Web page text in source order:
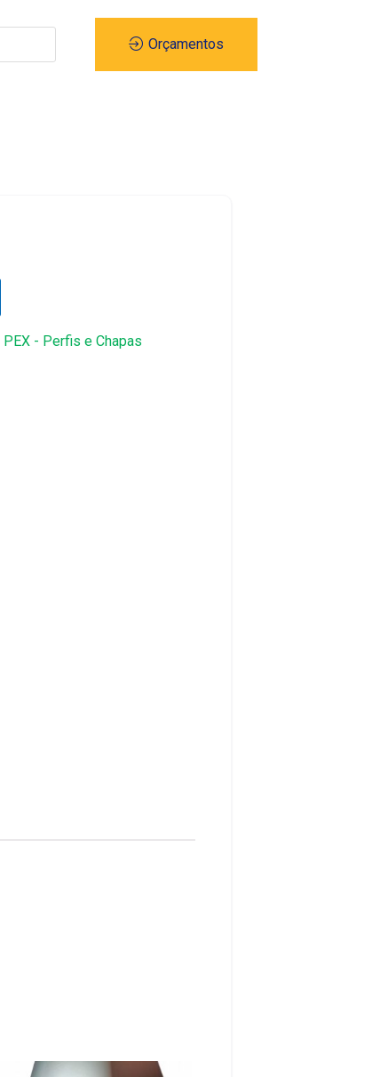
Orçamentos
PEX - Perfis e Chapas